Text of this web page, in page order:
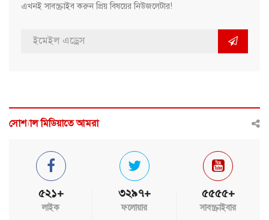
এখনই সাবস্ক্রাইব করুন প্রিয় বিষয়ের নিউজলেটার!
সোশ্যাল মিডিয়াতে আমরা
৫২১+
লাইক
৩২৯৭+
ফলোয়ার
৫৫৫৫+
সাবস্ক্রাইবার